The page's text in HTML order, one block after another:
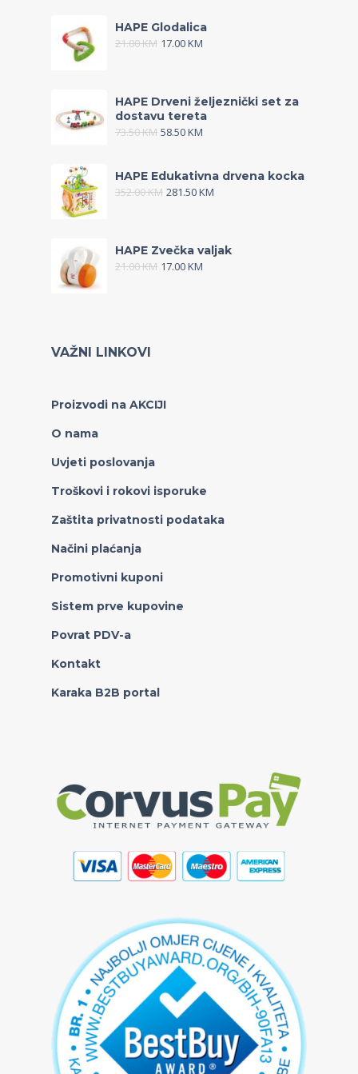
HAPE Glodalica
21.00KM 17.00KM
HAPE Drveni željeznički set za
dostavu tereta
73.50KM 58.50KM
HAPE Edukativna drvena kocka
352.00KM 281.50KM
HAPE Zvečka valjak
21.00KM 17.00KM
VAŽNI LINKOVI
Proizvodi na AKCIJI
O nama
Uvjeti poslovanja
Troškovi i rokovi isporuke
Zaštita privatnosti podataka
Načini plaćanja
Promotivni kuponi
Sistem prve kupovine
Povrat PDV-a
Kontakt
Karaka B2B portal